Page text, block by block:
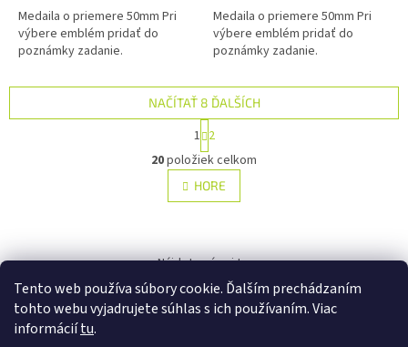
Tento web používa súbory cookie. Ďalším prechádzaním
tohto webu vyjadrujete súhlas s ich používaním. Viac
informáciítu.
Medaila o priemere 50mm Pri
výbere emblém pridať do
poznámky zadanie.
Medaila o priemere 50mm Pri
výbere emblém pridať do
poznámky zadanie.
O
v
l
á
c
e
p
NAČÍTAŤ 8 ĎALŠÍCH
t
r
á
n
k
a
n
i
e
1 2
20položiek celkom
HORE
á
Nájdete nás aj tu: